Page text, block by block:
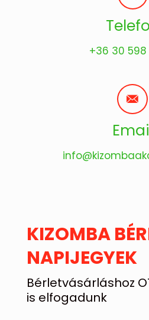
+36 30
KIZOMBA
NAPIJEGYEK
Bérletvásárláshoz
is elfogadunk